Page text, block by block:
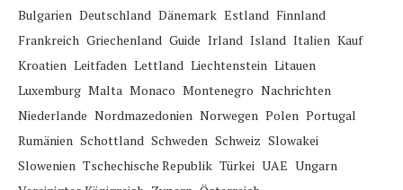
Bulgarien Deutschland Dänemark Estland Finnland
Frankreich Griechenland Guide Irland Island Italien Kauf
Kroatien Leitfaden Lettland Liechtenstein Litauen
Luxemburg Malta Monaco Montenegro Nachrichten
Niederlande Nordmazedonien Norwegen Polen Portugal
Rumänien Schottland Schweden Schweiz Slowakei
Slowenien Tschechische Republik Türkei UAE Ungarn